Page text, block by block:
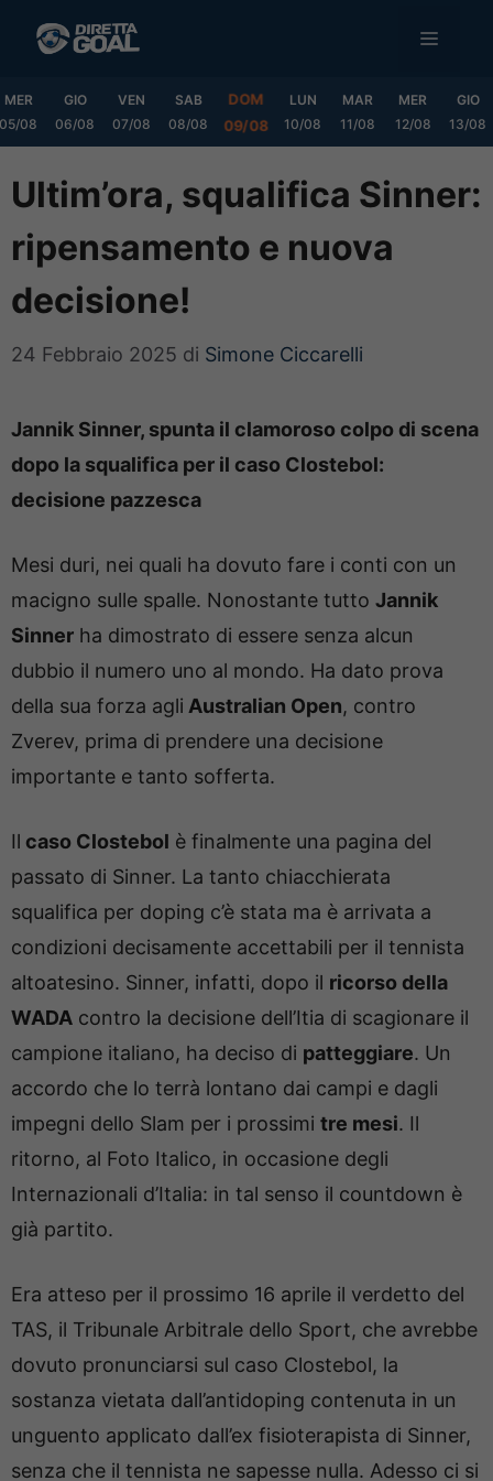
MENU
MER
05/08
GIO
06/08
VEN
07/08
SAB
08/08
DOM
09/08
LUN
10/08
MAR
11/08
MER
12/08
GIO
13/08
Ultim’ora, squalifica Sinner:
ripensamento e nuova
decisione!
24 Febbraio 2025 di Simone Ciccarelli
Jannik Sinner, spunta il clamoroso colpo di scena
dopo la squalifica per il caso Clostebol:
decisione pazzesca
Mesi duri, nei quali ha dovuto fare i conti con un
macigno sulle spalle. Nonostante tutto Jannik
Sinner ha dimostrato di essere senza alcun
dubbio il numero uno al mondo. Ha dato prova
della sua forza agli Australian Open, contro
Zverev, prima di prendere una decisione
importante e tanto sofferta.
Il caso Clostebol è finalmente una pagina del
passato di Sinner. La tanto chiacchierata
squalifica per doping c’è stata ma è arrivata a
condizioni decisamente accettabili per il tennista
altoatesino. Sinner, infatti, dopo il ricorso della
WADA contro la decisione dell’Itia di scagionare il
campione italiano, ha deciso di patteggiare. Un
accordo che lo terrà lontano dai campi e dagli
impegni dello Slam per i prossimi tre mesi. Il
ritorno, al Foto Italico, in occasione degli
Internazionali d’Italia: in tal senso il countdown è
già partito.
Era atteso per il prossimo 16 aprile il verdetto del
TAS, il Tribunale Arbitrale dello Sport, che avrebbe
dovuto pronunciarsi sul caso Clostebol, la
sostanza vietata dall’antidoping contenuta in un
unguento applicato dall’ex fisioterapista di Sinner,
senza che il tennista ne sapesse nulla. Adesso ci si